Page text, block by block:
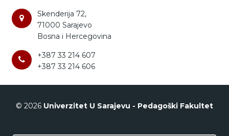
Skenderija 72,
71000 Sarajevo
Bosna i Hercegovina
+387 33 214 607
+387 33 214 606
© 2026 Univerzitet U Sarajevu - Pedagoški Fakultet